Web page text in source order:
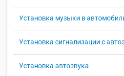
Установка музыки в
Установка сигнализации с
Установка автозвука